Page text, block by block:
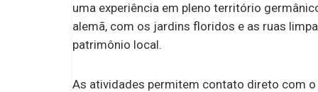
uma experiência em pleno território
alemã, com os jardins floridos e as ruas
patrimônio local.
As atividades permitem contato direto com